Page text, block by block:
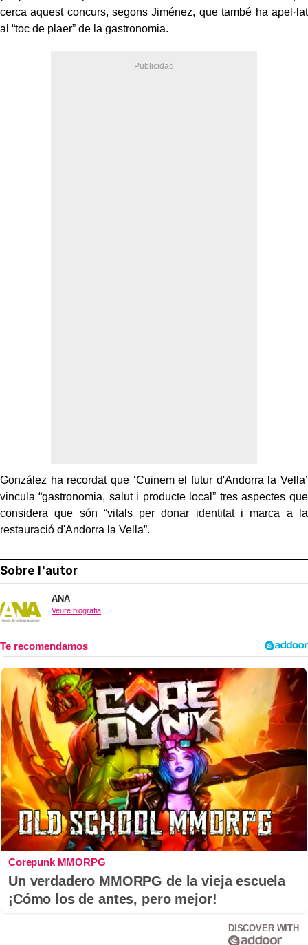
cerca aquest concurs, segons Jiménez, que també ha apel·lat
al “toc de plaer” de la gastronomia.
González ha recordat que ‘Cuinem el futur d'Andorra la Vella’
vincula “gastronomia, salut i producte local” tres aspectes que
considera que són “vitals per donar identitat i marca a la
restauració d'Andorra la Vella”.
Sobre l'autor
ANA
Veure biografia
Corepunk MMORPG
Un verdadero MMORPG de la vieja escuela
¡Cómo los de antes, pero mejor!
DISCOVER WITH